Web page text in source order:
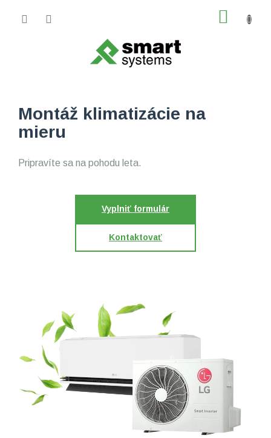
Montáž klimatizácie na
mieru
Pripravíte sa na pohodu leta.
Vyplniť formulár
Kontaktovať